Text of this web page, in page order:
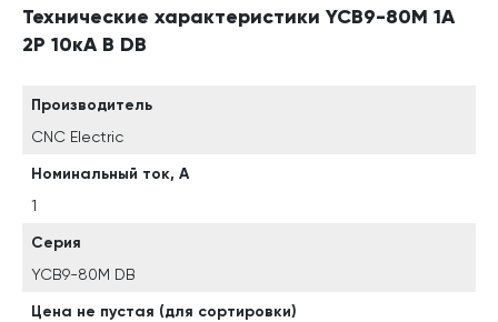
Технические характеристики YCB9-80M 1А
2P 10кА B DB
Производитель
CNC Electric
Номинальный ток, А
1
Серия
YCB9-80M DB
Цена не пустая (для сортировки)